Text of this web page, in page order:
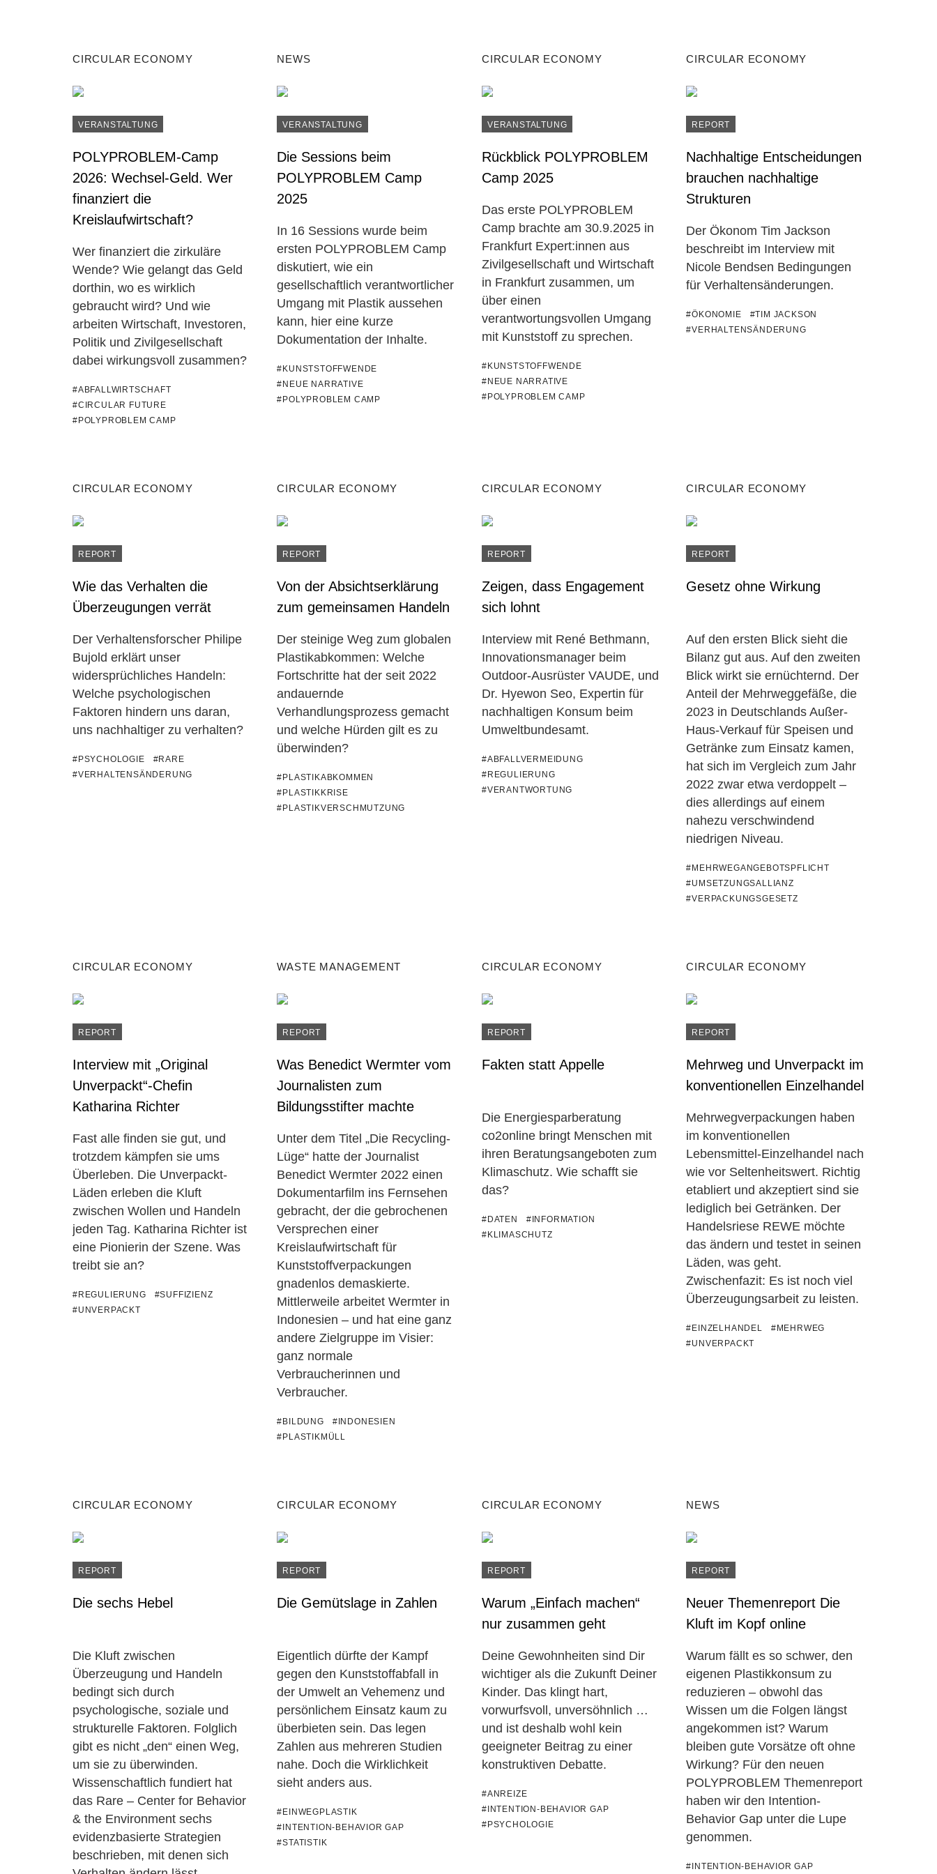
CIRCULAR ECONOMY
VERANSTALTUNG
POLYPROBLEM-Camp
2026: Wechsel-Geld. Wer
finanziert die
Kreislaufwirtschaft?
Wer finanziert die zirkuläre
Wende? Wie gelangt das Geld
dorthin, wo es wirklich
gebraucht wird? Und wie
arbeiten Wirtschaft, Investoren,
Politik und Zivilgesellschaft
dabei wirkungsvoll zusammen?
#ABFALLWIRTSCHAFT
#CIRCULAR FUTURE
#POLYPROBLEM CAMP
NEWS
VERANSTALTUNG
Die Sessions beim
POLYPROBLEM Camp
2025
In 16 Sessions wurde beim
ersten POLYPROBLEM Camp
diskutiert, wie ein
gesellschaftlich verantwortlicher
Umgang mit Plastik aussehen
kann, hier eine kurze
Dokumentation der Inhalte.
#KUNSTSTOFFWENDE
#NEUE NARRATIVE
#POLYPROBLEM CAMP
CIRCULAR ECONOMY
VERANSTALTUNG
Rückblick POLYPROBLEM
Camp 2025
Das erste POLYPROBLEM
Camp brachte am 30.9.2025 in
Frankfurt Expert:innen aus
Zivilgesellschaft und Wirtschaft
in Frankfurt zusammen, um
über einen
verantwortungsvollen Umgang
mit Kunststoff zu sprechen.
#KUNSTSTOFFWENDE
#NEUE NARRATIVE
#POLYPROBLEM CAMP
CIRCULAR ECONOMY
REPORT
Nachhaltige Entscheidungen
brauchen nachhaltige
Strukturen
Der Ökonom Tim Jackson
beschreibt im Interview mit
Nicole Bendsen Bedingungen
für Verhaltensänderungen.
#ÖKONOMIE
#TIM JACKSON
#VERHALTENSÄNDERUNG
CIRCULAR ECONOMY
REPORT
Wie das Verhalten die
Überzeugungen verrät
Der Verhaltensforscher Philipe
Bujold erklärt unser
widersprüchliches Handeln:
Welche psychologischen
Faktoren hindern uns daran,
uns nachhaltiger zu verhalten?
#PSYCHOLOGIE
#RARE
#VERHALTENSÄNDERUNG
CIRCULAR ECONOMY
REPORT
Von der Absichtserklärung
zum gemeinsamen Handeln
Der steinige Weg zum globalen
Plastikabkommen: Welche
Fortschritte hat der seit 2022
andauernde
Verhandlungsprozess gemacht
und welche Hürden gilt es zu
überwinden?
#PLASTIKABKOMMEN
#PLASTIKKRISE
#PLASTIKVERSCHMUTZUNG
CIRCULAR ECONOMY
REPORT
Zeigen, dass Engagement
sich lohnt
Interview mit René Bethmann,
Innovationsmanager beim
Outdoor-Ausrüster VAUDE, und
Dr. Hyewon Seo, Expertin für
nachhaltigen Konsum beim
Umweltbundesamt.
#ABFALLVERMEIDUNG
#REGULIERUNG
#VERANTWORTUNG
CIRCULAR ECONOMY
REPORT
Gesetz ohne Wirkung
Auf den ersten Blick sieht die
Bilanz gut aus. Auf den zweiten
Blick wirkt sie ernüchternd. Der
Anteil der Mehrweggefäße, die
2023 in Deutschlands Außer-
Haus-Verkauf für Speisen und
Getränke zum Einsatz kamen,
hat sich im Vergleich zum Jahr
2022 zwar etwa verdoppelt –
dies allerdings auf einem
nahezu verschwindend
niedrigen Niveau.
#MEHRWEGANGEBOTSPFLICHT
#UMSETZUNGSALLIANZ
#VERPACKUNGSGESETZ
CIRCULAR ECONOMY
REPORT
Interview mit „Original
Unverpackt“-Chefin
Katharina Richter
Fast alle finden sie gut, und
trotzdem kämpfen sie ums
Überleben. Die Unverpackt-
Läden erleben die Kluft
zwischen Wollen und Handeln
jeden Tag. Katharina Richter ist
eine Pionierin der Szene. Was
treibt sie an?
#REGULIERUNG
#SUFFIZIENZ
#UNVERPACKT
WASTE MANAGEMENT
REPORT
Was Benedict Wermter vom
Journalisten zum
Bildungsstifter machte
Unter dem Titel „Die Recycling-
Lüge“ hatte der Journalist
Benedict Wermter 2022 einen
Dokumentarfilm ins Fernsehen
gebracht, der die gebrochenen
Versprechen einer
Kreislaufwirtschaft für
Kunststoffverpackungen
gnadenlos demaskierte.
Mittlerweile arbeitet Wermter in
Indonesien – und hat eine ganz
andere Zielgruppe im Visier:
ganz normale
Verbraucherinnen und
Verbraucher.
#BILDUNG
#INDONESIEN
#PLASTIKMÜLL
CIRCULAR ECONOMY
REPORT
Fakten statt Appelle
Die Energiesparberatung
co2online bringt Menschen mit
ihren Beratungsangeboten zum
Klimaschutz. Wie schafft sie
das?
#DATEN
#INFORMATION
#KLIMASCHUTZ
CIRCULAR ECONOMY
REPORT
Mehrweg und Unverpackt im
konventionellen Einzelhandel
Mehrwegverpackungen haben
im konventionellen
Lebensmittel-Einzelhandel nach
wie vor Seltenheitswert. Richtig
etabliert und akzeptiert sind sie
lediglich bei Getränken. Der
Handelsriese REWE möchte
das ändern und testet in seinen
Läden, was geht.
Zwischenfazit: Es ist noch viel
Überzeugungsarbeit zu leisten.
#EINZELHANDEL
#MEHRWEG
#UNVERPACKT
CIRCULAR ECONOMY
REPORT
Die sechs Hebel
Die Kluft zwischen
Überzeugung und Handeln
bedingt sich durch
psychologische, soziale und
strukturelle Faktoren. Folglich
gibt es nicht „den“ einen Weg,
um sie zu überwinden.
Wissenschaftlich fundiert hat
das Rare – Center for Behavior
& the Environment sechs
evidenzbasierte Strategien
beschrieben, mit denen sich
CIRCULAR ECONOMY
REPORT
Die Gemütslage in Zahlen
Eigentlich dürfte der Kampf
gegen den Kunststoffabfall in
der Umwelt an Vehemenz und
persönlichem Einsatz kaum zu
überbieten sein. Das legen
Zahlen aus mehreren Studien
nahe. Doch die Wirklichkeit
sieht anders aus.
#EINWEGPLASTIK
#INTENTION-BEHAVIOR GAP
#STATISTIK
CIRCULAR ECONOMY
REPORT
Warum „Einfach machen“
nur zusammen geht
Deine Gewohnheiten sind Dir
wichtiger als die Zukunft Deiner
Kinder. Das klingt hart,
vorwurfsvoll, unversöhnlich …
und ist deshalb wohl kein
geeigneter Beitrag zu einer
konstruktiven Debatte.
#ANREIZE
#INTENTION-BEHAVIOR GAP
#PSYCHOLOGIE
NEWS
REPORT
Neuer Themenreport Die
Kluft im Kopf online
Warum fällt es so schwer, den
eigenen Plastikkonsum zu
reduzieren – obwohl das
Wissen um die Folgen längst
angekommen ist? Warum
bleiben gute Vorsätze oft ohne
Wirkung? Für den neuen
POLYPROBLEM Themenreport
haben wir den Intention-
Behavior Gap unter die Lupe
genommen.
#INTENTION-BEHAVIOR GAP